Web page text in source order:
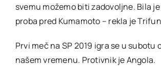
svemu možemo biti zadovoljne. Bila
proba pred Kumamoto – rekla je
Prvi meč na SP 2019 igra se u subotu
našem vremenu. Protivnik je Angola.